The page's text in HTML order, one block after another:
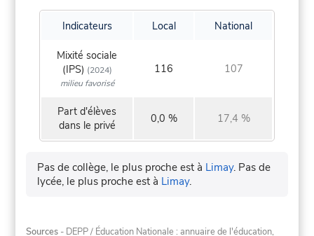
Indicateurs Local National
Mixité sociale
(IPS) (2024)
milieu favorisé
116 107
Part d'élèves
dans le privé
0,0 % 17,4 %
Pas de collège, le plus proche est à Limay. Pas de
lycée, le plus proche est à Limay.
Sources - DEPP / Éducation Nationale : annuaire de l'éducation,